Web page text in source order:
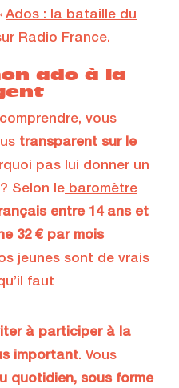
Ados : la bataille du
Radio France.
ado à la
vous
transparent sur le
pas lui donner un
Selon le baromètre
entre 14 ans et
32 € par mois
jeunes sont de vrais
faut
à participer à la
important. Vous
quotidien, sous forme